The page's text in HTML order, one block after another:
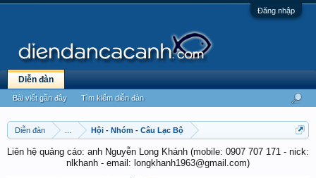
Đăng nhập
Diễn đàn Hội - Nhóm - Câu Lạc Bộ
Liên hệ quảng cáo: anh Nguyễn Long Khánh (mobile: 0907 707 171 - nick:
nlkhanh - email: longkhanh1963@gmail.com)
Diễn đàn
Bài viết gần đây Tìm kiếm diễn đàn